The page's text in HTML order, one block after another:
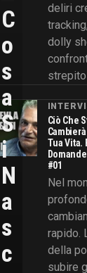
deliri
dolly
Ciò Che
Tua Vita.
#01
Nel
rapido.
della
subire
C
O
S
A
S
I
N
A
S
C